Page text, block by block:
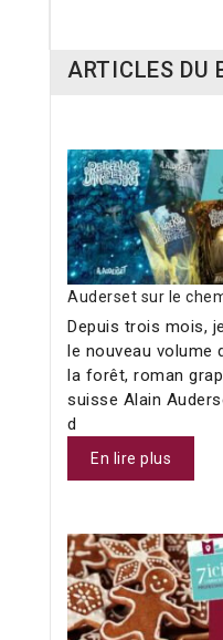
ARTICLES DU
Auderset sur le
Depuis trois mois,
le nouveau volume
la forêt, roman
suisse Alain
d
En lire plus